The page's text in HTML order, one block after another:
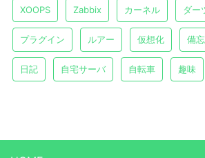
XOOPS Zabbix カーネル ダー
プラグイン ルアー 仮想化 備
日記 自宅サーバ 自転車 趣味